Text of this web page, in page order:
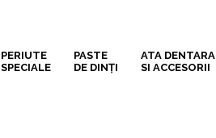
PERIUTE
SPECIALE
PASTE
DE DINȚI
ATA DENTARA
SI ACCESORII